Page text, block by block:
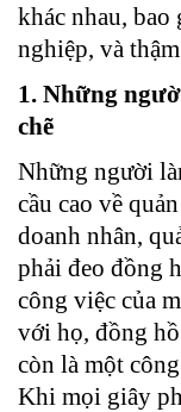
khác nhau, bao
nghiệp, và
1. Những
chẽ
Những người
cầu cao về
doanh nhân,
phải đeo đồng
công việc của
với họ, đồng
còn là một
Khi mọi giây